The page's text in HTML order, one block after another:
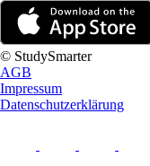
© StudySmarter
AGB
Impressum
Datenschutzerklärung